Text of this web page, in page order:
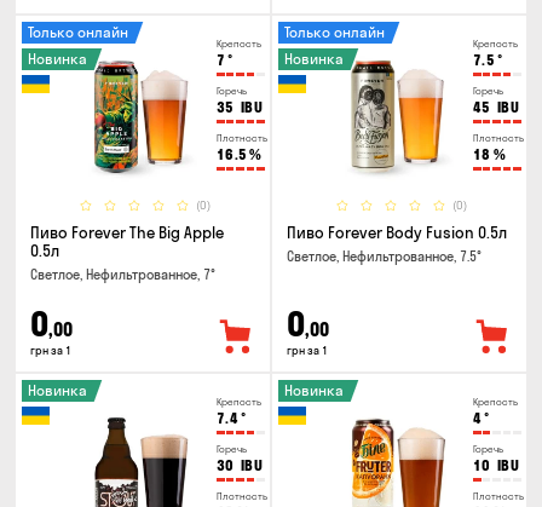
Крепость
7 °
Горечь
35 IBU
Плотность
16.5 %
(0)
Только онлайн
Новинка
Пиво Forever The Big Apple
0.5л
Светлое, Нефильтрованное, 7°
0,00
грн за 1
Крепость
7.5 °
Горечь
45 IBU
Плотность
18 %
(0)
Только онлайн
Новинка
Пиво Forever Body Fusion 0.5л
Светлое, Нефильтрованное, 7.5°
0,00
грн за 1
Крепость
7.4°
Горечь
30 IBU
Плотность
Новинка
Крепость
4°
Горечь
10 IBU
Плотность
Новинка